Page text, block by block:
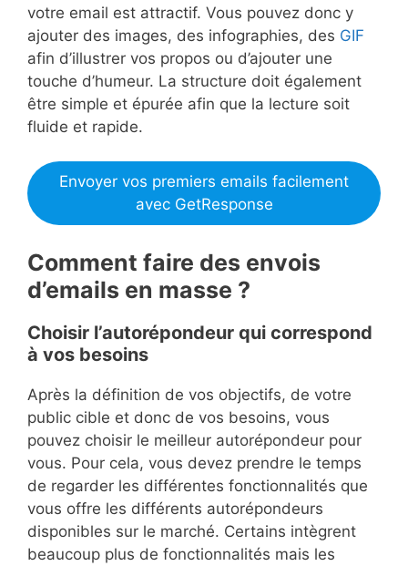
votre email est attractif. Vous pouvez donc y
ajouter des images, des infographies, des GIF
afin d’illustrer vos propos ou d’ajouter une
touche d’humeur. La structure doit également
être simple et épurée afin que la lecture soit
fluide et rapide.
Envoyer vos premiers emails facilement
avec GetResponse
Comment faire des envois
d’emails en masse ?
Choisir l’autorépondeur qui correspond
à vos besoins
Après la définition de vos objectifs, de votre
public cible et donc de vos besoins, vous
pouvez choisir le meilleur autorépondeur pour
vous. Pour cela, vous devez prendre le temps
de regarder les différentes fonctionnalités que
vous offre les différents autorépondeurs
disponibles sur le marché. Certains intègrent
beaucoup plus de fonctionnalités mais les